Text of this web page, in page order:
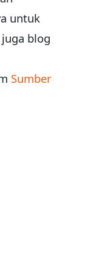
untuk
blog
Sumber